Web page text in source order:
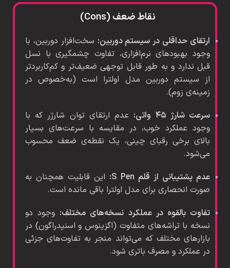
نقاط ضعف (Cons)
ارتقای حداقلی در سیستم دوربین: سخت‌افزار دوربین، با
وجود بهبودهای نرم‌افزاری، تفاوت چشمگیری با نسل
قبل ندارد و به طور قابل توجهی ضعیف‌تر و کم‌کاربردتر
از سیستم دوربین مدل اولترا است (به‌خصوص در
زمینه‌ی زوم).
سرعت شارژ ۴۵ واتی:
عدم ارتقای توان شارژر که با
وجود عملکرد خوب، در مقایسه با سرعت‌های بسیار
بالای برخی رقبای چینی، یک نقطه‌ی ضعف محسوب
می‌شود.
عدم پشتیبانی از قلم S Pen:
این قابلیت همچنان به
صورت انحصاری برای مدل اولترا باقی مانده است.
تفاوت بالقوه در عملکرد نسخه‌های مختلف: وجود دو
نسخه با تراشه‌های متفاوت (اگزینوس و اسنپدراگون) در
بازارهای مختلف که می‌تواند منجر به تفاوت‌های جزئی
در عملکرد و مصرف باتری شود.